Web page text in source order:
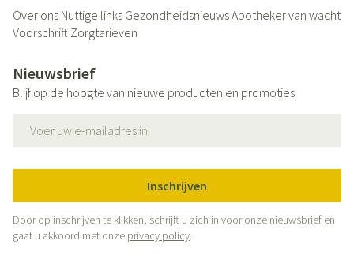
Over ons Nuttige links GezondheidsnieuwsApotheker van wacht
Voorschrift Zorgtarieven
Nieuwsbrief
Blijf op de hoogte van nieuwe producten en promoties
Inschrijven
Door op inschrijven te klikken, schrijft u zich in voor onze nieuwsbrief en
gaat u akkoord met onze privacy policy.